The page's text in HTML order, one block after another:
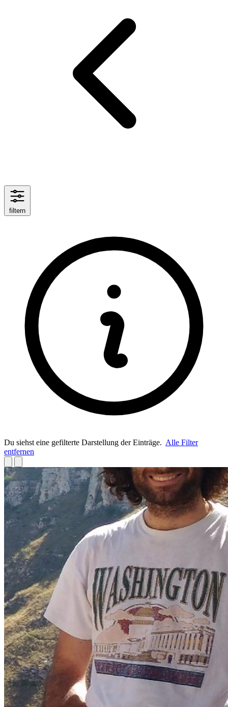
filtern
Du siehst eine gefilterte Darstellung der Einträge. Alle Filter
entfernen